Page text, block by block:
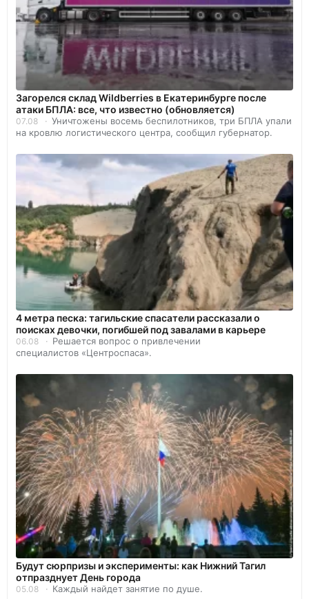
Загорелся склад Wildberries в Екатеринбурге после
атаки БПЛА: все, что известно (обновляется)
07.08
Уничтожены восемь беспилотников, три БПЛА упали
на кровлю логистического центра, сообщил губернатор.
4 метра песка: тагильские спасатели рассказали о
поисках девочки, погибшей под завалами в карьере
06.08
Решается вопрос о привлечении
специалистов «Центроспаса».
Будут сюрпризы и эксперименты: как Нижний Тагил
отпразднует День города
05.08 Каждый найдет занятие по душе.